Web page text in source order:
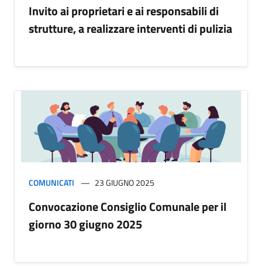
Invito ai proprietari e ai responsabili di
strutture, a realizzare interventi di pulizia
COMUNICATI 23 GIUGNO 2025
Convocazione Consiglio Comunale per il
giorno 30 giugno 2025